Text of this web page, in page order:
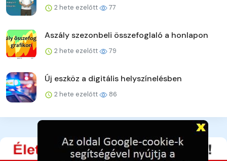
2 hete ezelőtt 77
Aszály szezonbeli összefoglaló a honlapon
2 hete ezelőtt 79
Új eszköz a digitális helyszínelésben
2 hete ezelőtt 86